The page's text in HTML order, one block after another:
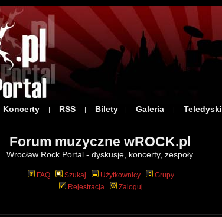
Koncerty| RSS| Bilety| Galeria| Teledyski
Forum muzyczne wROCK.pl
Wrocław Rock Portal - dyskusje, koncerty, zespoły
FAQ Szukaj Użytkownicy
Grupy
Rejestracja
Zaloguj